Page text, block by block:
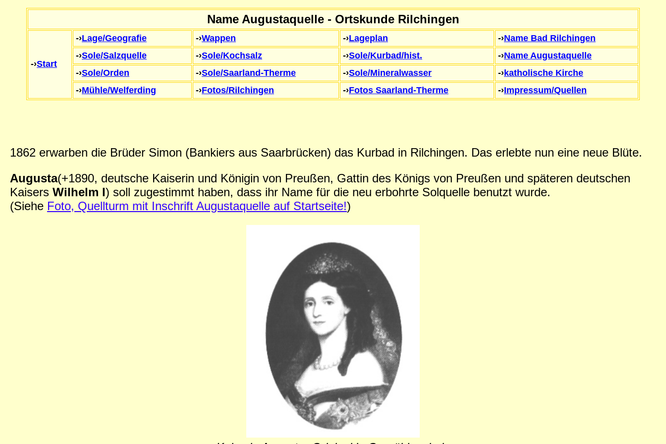
Name Augustaquelle - Ortskunde Rilchingen
-›Start
-›Lage/Geografie -›Wappen -›Lageplan -›Name Bad Rilchingen
-›Sole/Salzquelle -›Sole/Kochsalz -›Sole/Kurbad/hist. -›Name Augustaquelle
-›Sole/Orden -›Sole/Saarland-Therme -›Sole/Mineralwasser -›katholische Kirche
-›Mühle/Welferding -›Fotos/Rilchingen -›Fotos Saarland-Therme -›Impressum/Quellen
1862 erwarben die Brüder Simon (Bankiers aus Saarbrücken) das Kurbad in Rilchingen. Das erlebte nun eine neue Blüte.
Augusta(+1890, deutsche Kaiserin und Königin von Preußen, Gattin des Königs von Preußen und späteren deutschen
Kaisers Wilhelm I) soll zugestimmt haben, dass ihr Name für die neu erbohrte Solquelle benutzt wurde.
(Siehe Foto, Quellturm mit Inschrift Augustaquelle auf Startseite!)